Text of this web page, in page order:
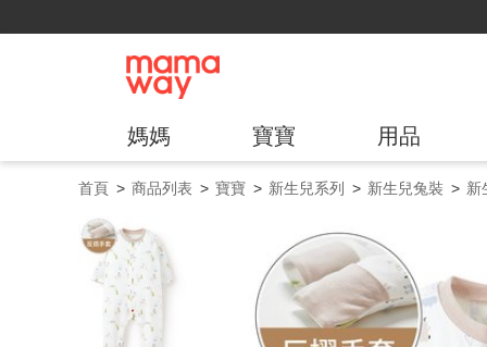
媽媽 寶寶 用品
首頁 商品列表 寶寶 新生兒系列 新生兒兔裝 新